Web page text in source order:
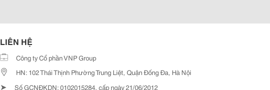
LIÊN HỆ
Công ty Cổ phần VNP Group
HN: 102 Thái Thịnh Phường Trung Liệt, Quận Đống Đa, Hà Nội
➤ Số GCNĐKDN: 0102015284, cấp ngày 21/06/2012